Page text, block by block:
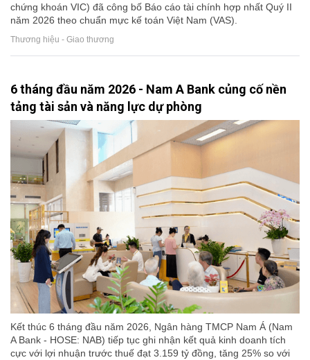
chứng khoán VIC) đã công bố Báo cáo tài chính hợp nhất Quý II
năm 2026 theo chuẩn mực kế toán Việt Nam (VAS).
Thương hiệu - Giao thương
6 tháng đầu năm 2026 - Nam A Bank củng cố nền
tảng tài sản và năng lực dự phòng
Kết thúc 6 tháng đầu năm 2026, Ngân hàng TMCP Nam Á (Nam
A Bank - HOSE: NAB) tiếp tục ghi nhận kết quả kinh doanh tích
cực với lợi nhuận trước thuế đạt 3.159 tỷ đồng, tăng 25% so với